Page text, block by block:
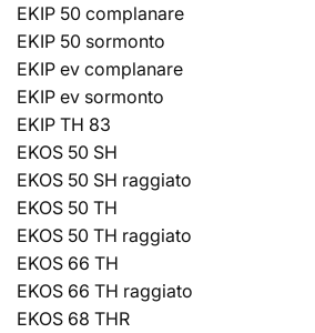
EKIP 50 complanare
EKIP 50 sormonto
EKIP ev complanare
EKIP ev sormonto
EKIP TH 83
EKOS 50 SH
EKOS 50 SH raggiato
EKOS 50 TH
EKOS 50 TH raggiato
EKOS 66 TH
EKOS 66 TH raggiato
EKOS 68 THR